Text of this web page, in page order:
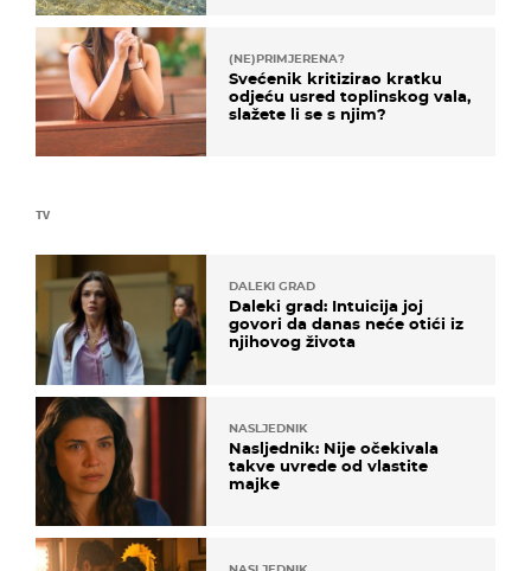
TV
DALEKI GRAD
Daleki grad: Intuicija joj
govori da danas neće otići iz
njihovog života
NASLJEDNIK
Nasljednik: Nije očekivala
takve uvrede od vlastite
majke
(NE)PRIMJERENA?
Svećenik kritizirao kratku
odjeću usred toplinskog vala,
slažete li se s njim?